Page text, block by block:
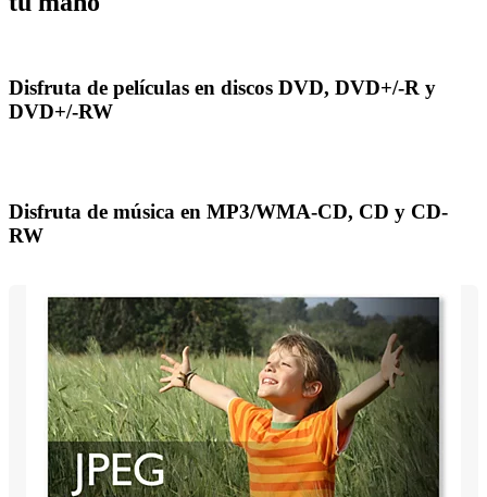
Disfruta de películas en discos DVD, DVD+/-R y
DVD+/-RW
Disfruta de música en MP3/WMA-CD, CD y CD-
RW